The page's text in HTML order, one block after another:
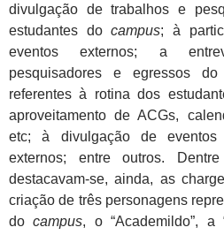
divulgação de trabalhos e
estudantes docampus; à
eventos externos; a
pesquisadores e egressos
referentes à rotina dos
aproveitamento de ACGs,
etc; à divulgação de eventos
externos; entre outros.
destacavam-se, ainda, as
criação de três personagens
docampus, o “Academildo”, a